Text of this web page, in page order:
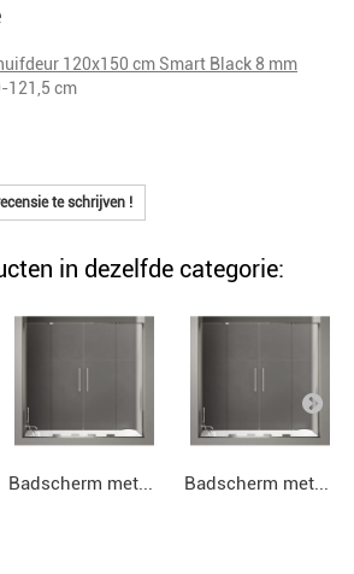
120x150 cm Smart Black 8 mm
121,5 cm
te schrijven !
in dezelfde categorie:
Badscherm met... Badscherm met...